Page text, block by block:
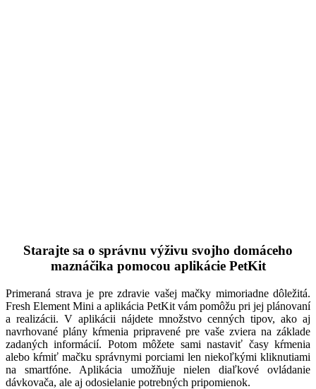
Starajte sa o správnu výživu svojho domáceho
maznáčika pomocou aplikácie PetKit
Primeraná strava je pre zdravie vašej mačky mimoriadne dôležitá.
Fresh Element Mini a aplikácia PetKit vám pomôžu pri jej plánovaní
a realizácii. V aplikácii nájdete množstvo cenných tipov, ako aj
navrhované plány kŕmenia pripravené pre vaše zviera na základe
zadaných informácií. Potom môžete sami nastaviť časy kŕmenia
alebo kŕmiť mačku správnymi porciami len niekoľkými kliknutiami
na smartfóne. Aplikácia umožňuje nielen diaľkové ovládanie
dávkovača, ale aj odosielanie potrebných pripomienok.